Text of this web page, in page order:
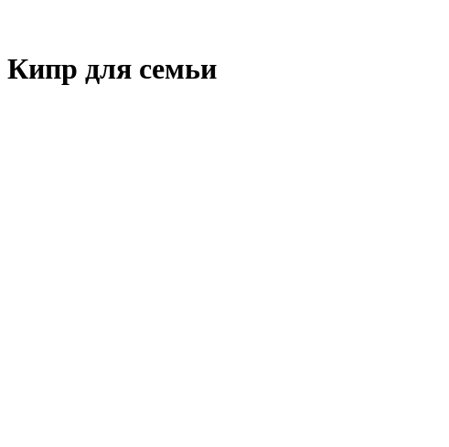
Кипр для семьи